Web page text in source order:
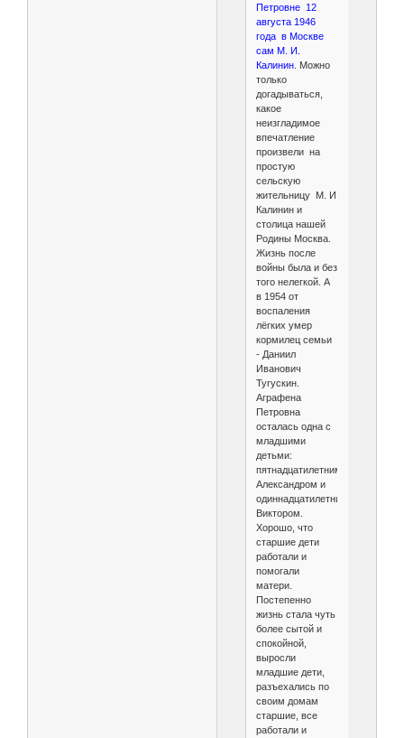
Петровне 12
августа 1946
года в Москве
сам М. И.
Калинин. Можно
только
догадываться,
какое
неизгладимое
впечатление
произвели на
простую
сельскую
жительницу М. И
Калинин и
столица нашей
Родины Москва.
Жизнь после
войны была и без
того нелегкой. А
в 1954 от
воспаления
лёгких умер
кормилец семьи
- Даниил
Иванович
Тугускин.
Аграфена
Петровна
осталась одна с
младшими
детьми:
пятнадцатилетним
Александром и
одиннадцатилетним
Виктором.
Хорошо, что
старшие дети
работали и
помогали
матери.
Постепенно
жизнь стала чуть
более сытой и
спокойной,
выросли
младшие дети,
разъехались по
своим домам
старшие, все
работали и